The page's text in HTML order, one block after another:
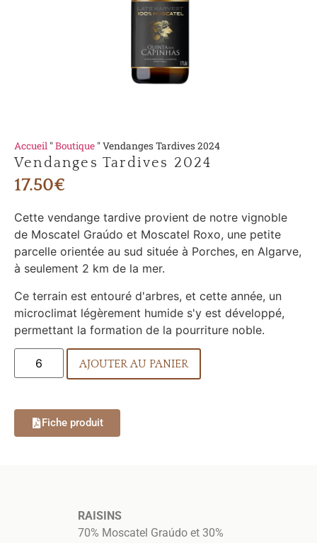
Accueil "Boutique "Vendanges Tardives 2024
Vendanges Tardives 2024
17.50€
Cette vendange tardive provient de notre vignoble
de Moscatel Graúdo et Moscatel Roxo, une petite
parcelle orientée au sud située à Porches, en Algarve,
à seulement 2 km de la mer.
Ce terrain est entouré d'arbres, et cette année, un
microclimat légèrement humide s'y est développé,
permettant la formation de la pourriture noble.
AJOUTER AU PANIER
Fiche produit
RAISINS
70% Moscatel Graúdo et 30%